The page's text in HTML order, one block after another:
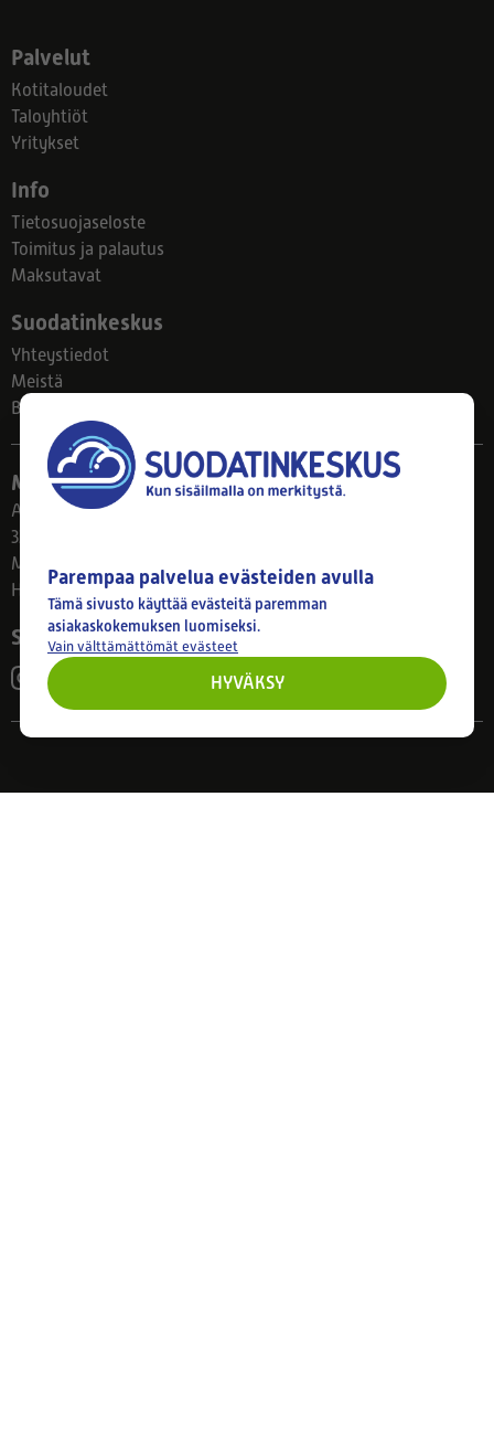
Palvelut
Kotitaloudet
Taloyhtiöt
Yritykset
Info
Tietosuojaseloste
Toimitus ja palautus
Maksutavat
Suodatinkeskus
Yhteystiedot
Meistä
Blogi
Myymälä
Ahlmanintie 61
33800 Tampere
Ma–Pe 8–17
Huom! Myymälän poikkeusaukiolot: 27.7.-21.8. klo 8-16
Seuraa meitä
Parempaa palvelua evästeiden avulla
Tämä sivusto käyttää evästeitä paremman
asiakaskokemuksen luomiseksi.
Vain välttämättömät evästeet
HYVÄKSY